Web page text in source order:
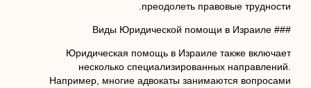
преодолеть правовые трудности.
### Виды Юридической помощи в Израиле
Юридическая помощь в Израиле также включает
несколько специализированных направлений.
Например, многие адвокаты занимаются вопросами